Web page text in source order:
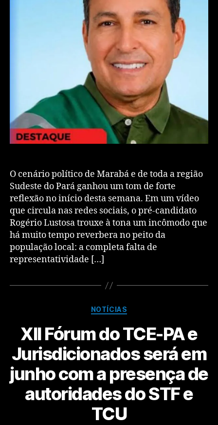
​O cenário político de Marabá e de toda a região
Sudeste do Pará ganhou um tom de forte
reflexão no início desta semana. Em um vídeo
que circula nas redes sociais, o pré-candidato
Rogério Lustosa trouxe à tona um incômodo que
há muito tempo reverbera no peito da
população local: a completa falta de
representatividade […]
NOTÍCIAS
XII Fórum do TCE-PA e
Jurisdicionados será em
junho com a presença de
autoridades do STF e
TCU